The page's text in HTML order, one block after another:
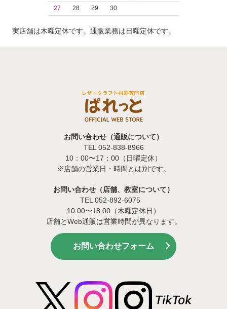
27
28 29 30
実店舗は木曜定休です。通販業務は日曜定休です。
お問い合わせ（通販について）
TEL 052-838-8966
10：00〜17：00（日曜定休）
※店舗の営業日・時間とは別です。
お問い合わせ（店舗、教室について）
TEL 052-892-6075
10:00〜18:00（木曜定休日）
店舗とWeb通販は営業時間が異なります。
お問い合わせフォーム